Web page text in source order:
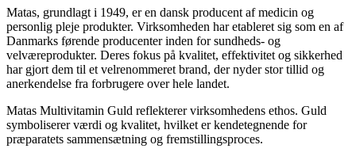
Matas, grundlagt i 1949, er en dansk producent af medicin og
personlig pleje produkter. Virksomheden har etableret sig som en af
Danmarks førende producenter inden for sundheds- og
velværeprodukter. Deres fokus på kvalitet, effektivitet og sikkerhed
har gjort dem til et velrenommeret brand, der nyder stor tillid og
anerkendelse fra forbrugere over hele landet.
Matas Multivitamin Guld reflekterer virksomhedens ethos. Guld
symboliserer værdi og kvalitet, hvilket er kendetegnende for
præparatets sammensætning og fremstillingsproces.